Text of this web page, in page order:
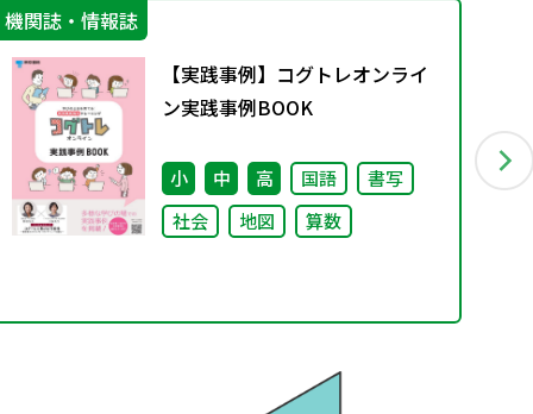
機関誌・情報誌
【実践事例】コグトレオンライ
ン実践事例BOOK
小 中 高 国語
書写
社会
地図 算数